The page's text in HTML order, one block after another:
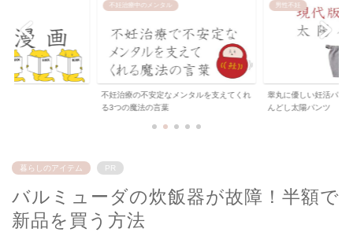
男性不妊
睾丸に優しい妊活パンツメンズ|現代版ふ
んどし太陽パンツ
男性不妊
男性不妊の原因!?通気
(メンズ)ポジフ...
暮らしのアイテム PR
バルミューダの炊飯器が故障！半額で
新品を買う方法